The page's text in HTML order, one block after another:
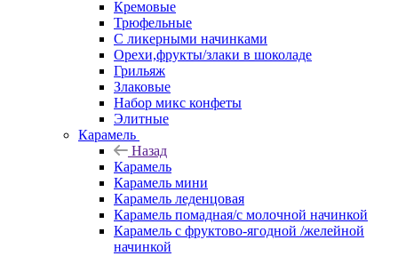
Кремовые
Трюфельные
С ликерными начинками
Орехи,фрукты/злаки в шоколаде
Грильяж
Злаковые
Набор микс конфеты
Элитные
Карамель
Назад
Карамель
Карамель мини
Карамель леденцовая
Карамель помадная/с молочной начинкой
Карамель с фруктово-ягодной /желейной
начинкой